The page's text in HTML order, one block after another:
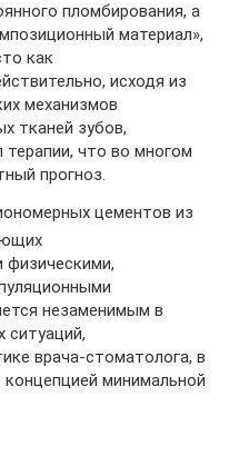
пломбирования, а
материал»,
как
исходя из
механизмов
тканей зубов,
что во многом
прогноз.
цементов из
физическими,
незаменимым в
ситуаций,
врача-стоматолога, в
минимальной